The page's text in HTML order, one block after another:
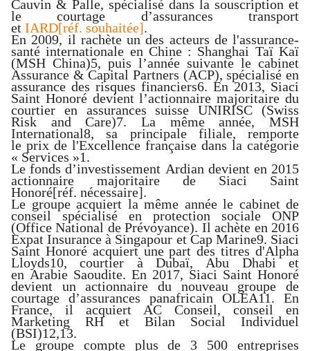
Cauvin & Palle, spécialisé dans la souscription et
le courtage d’assurances transport
et IARD[réf. souhaitée].
En 2009, il rachète un des acteurs de l'assurance-
santé internationale en Chine : Shanghai Taï Kaï
(MSH China)5, puis l’année suivante le cabinet
Assurance & Capital Partners (ACP), spécialisé en
assurance des risques financiers6. En 2013, Siaci
Saint Honoré devient l’actionnaire majoritaire du
courtier en assurances suisse UNIRISC (Swiss
Risk and Care)7. La même année, MSH
International8, sa principale filiale, remporte
le prix de l'Excellence française dans la catégorie
« Services »1.
Le fonds d’investissement Ardian devient en 2015
actionnaire majoritaire de Siaci Saint
Honoré[réf. nécessaire].
Le groupe acquiert la même année le cabinet de
conseil spécialisé en protection sociale ONP
(Office National de Prévoyance). Il achète en 2016
Expat Insurance à Singapour et Cap Marine9. Siaci
Saint Honoré acquiert une part des titres d'Alpha
Lloyds10, courtier à Dubaï, Abu Dhabi et
en Arabie Saoudite. En 2017, Siaci Saint Honoré
devient un actionnaire du nouveau groupe de
courtage d’assurances panafricain OLEA11. En
France, il acquiert AC Conseil, conseil en
Marketing RH et Bilan Social Individuel
(BSI)12,13.
Le groupe compte plus de 3 500 entreprises